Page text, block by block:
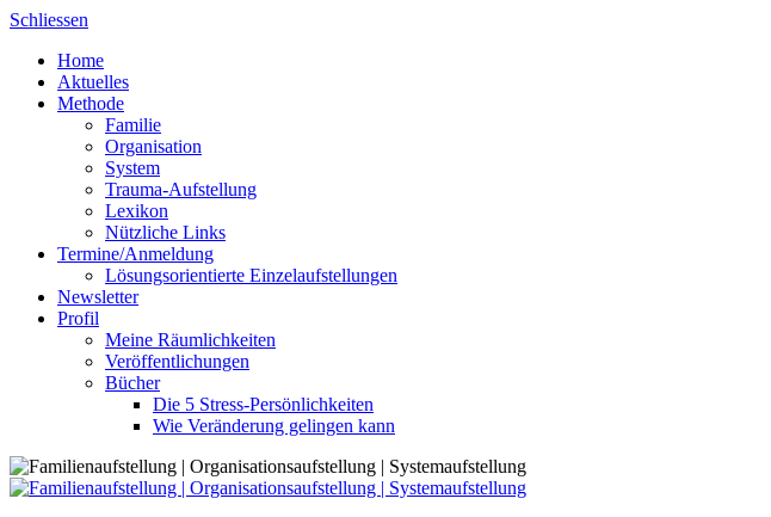
Skip
content
Schliessen
Home
Aktuelles
Methode
Familie
Organisation
System
Trauma-Aufstellung
Lexikon
Nützliche Links
Termine/Anmeldung
Lösungsorientierte Einzelaufstellungen
Newsletter
Profil
Meine Räumlichkeiten
Veröffentlichungen
Bücher
Die 5 Stress-Persönlichkeiten
Wie Veränderung gelingen kann